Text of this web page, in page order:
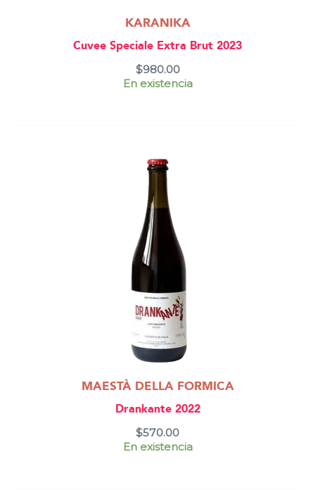
KARANIKA
Cuvee Speciale Extra Brut 2023
$980.00
En existencia
MAESTÀ DELLA FORMICA
Drankante 2022
$570.00
En existencia